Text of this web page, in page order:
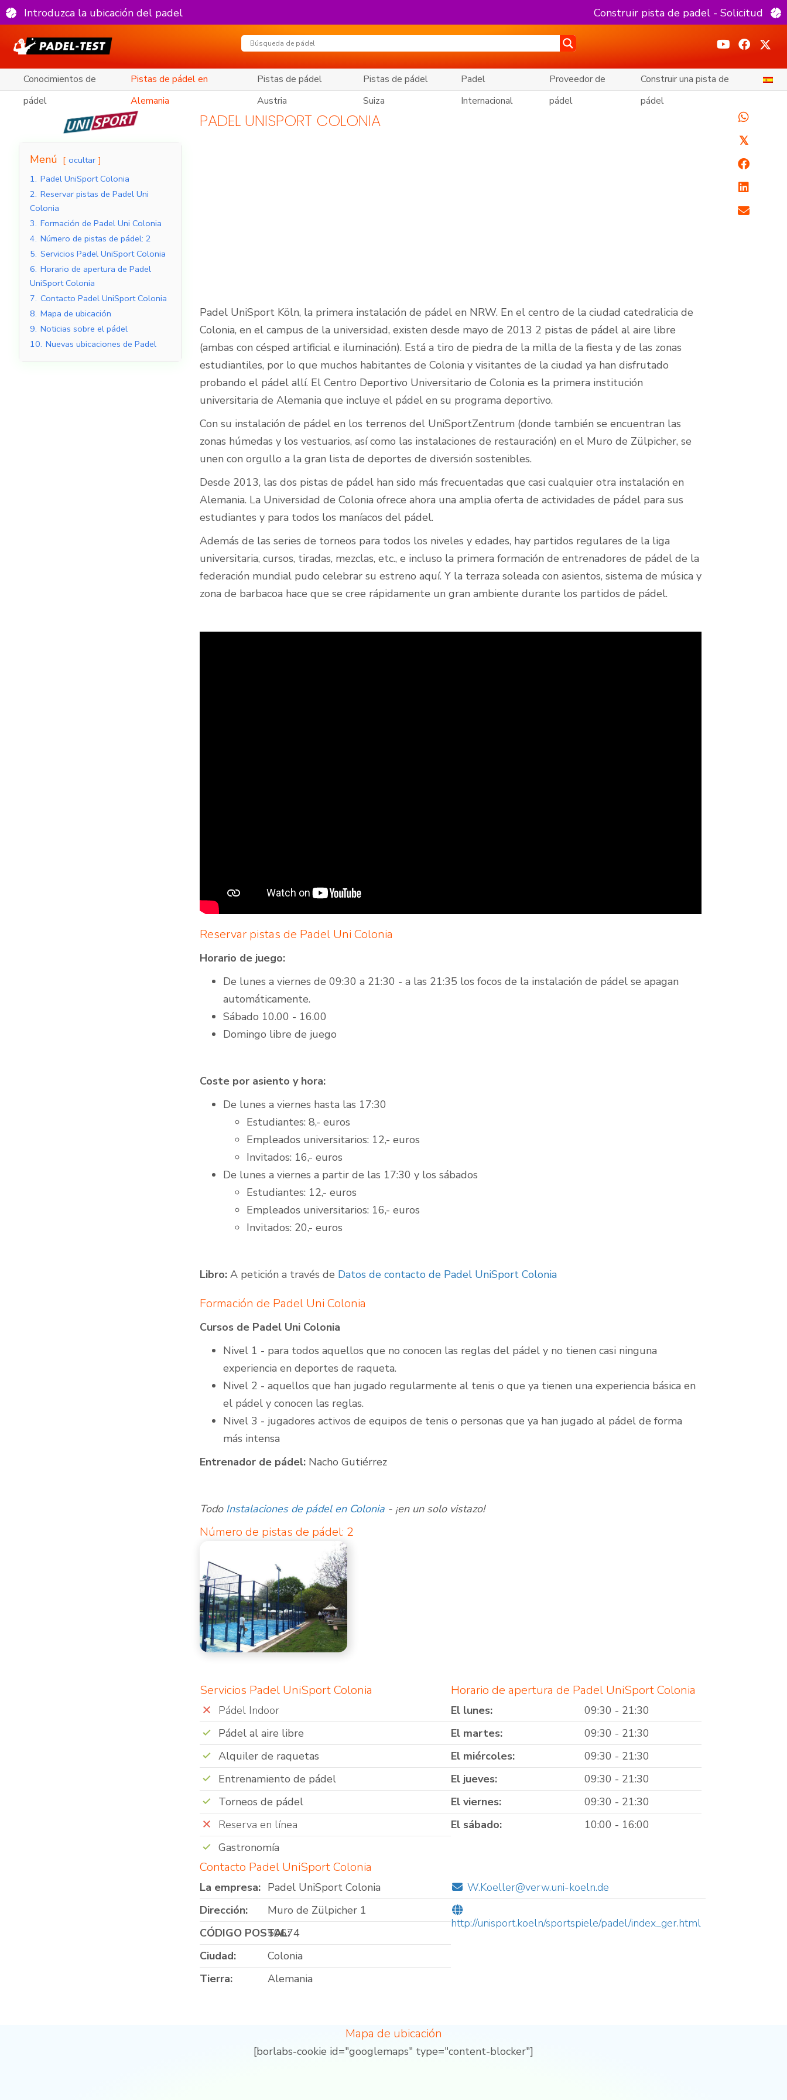
Introduzca la ubicación del padel Construir pista de padel - Solicitud
Conocimientos de
pádel
Pistas de pádel en
Alemania
Pistas de pádel
Austria
Pistas de pádel
Suiza
Padel
Internacional
Proveedor de
pádel
Construir una pista de
pádel
Menú
ocultar
1. Padel UniSport Colonia
2. Reservar pistas de Padel Uni
Colonia
3. Formación de Padel Uni Colonia
4. Número de pistas de pádel: 2
5. Servicios Padel UniSport Colonia
6. Horario de apertura de Padel
UniSport Colonia
7. Contacto Padel UniSport Colonia
8. Mapa de ubicación
9. Noticias sobre el pádel
10. Nuevas ubicaciones de Padel
PADEL UNISPORT COLONIA
Padel UniSport Köln, la primera instalación de pádel en NRW. En el centro de la ciudad catedralicia de
Colonia, en el campus de la universidad, existen desde mayo de 2013 2 pistas de pádel al aire libre
(ambas con césped artificial e iluminación). Está a tiro de piedra de la milla de la fiesta y de las zonas
estudiantiles, por lo que muchos habitantes de Colonia y visitantes de la ciudad ya han disfrutado
probando el pádel allí. El Centro Deportivo Universitario de Colonia es la primera institución
universitaria de Alemania que incluye el pádel en su programa deportivo.
Con su instalación de pádel en los terrenos del UniSportZentrum (donde también se encuentran las
zonas húmedas y los vestuarios, así como las instalaciones de restauración) en el Muro de Zülpicher, se
unen con orgullo a la gran lista de deportes de diversión sostenibles.
Desde 2013, las dos pistas de pádel han sido más frecuentadas que casi cualquier otra instalación en
Alemania. La Universidad de Colonia ofrece ahora una amplia oferta de actividades de pádel para sus
estudiantes y para todos los maníacos del pádel.
Además de las series de torneos para todos los niveles y edades, hay partidos regulares de la liga
universitaria, cursos, tiradas, mezclas, etc., e incluso la primera formación de entrenadores de pádel de la
federación mundial pudo celebrar su estreno aquí. Y la terraza soleada con asientos, sistema de música y
zona de barbacoa hace que se cree rápidamente un gran ambiente durante los partidos de pádel.
Reservar pistas de Padel Uni Colonia
Horario de juego:
De lunes a viernes de 09:30 a 21:30 - a las 21:35 los focos de la instalación de pádel se apagan
automáticamente.
Sábado 10.00 - 16.00
Domingo libre de juego
Coste por asiento y hora:
De lunes a viernes hasta las 17:30
Estudiantes: 8,- euros
Empleados universitarios: 12,- euros
Invitados: 16,- euros
De lunes a viernes a partir de las 17:30 y los sábados
Estudiantes: 12,- euros
Empleados universitarios: 16,- euros
Invitados: 20,- euros
Libro: A petición a través de Datos de contacto de Padel UniSport Colonia
Formación de Padel Uni Colonia
Cursos de Padel Uni Colonia
Nivel 1 - para todos aquellos que no conocen las reglas del pádel y no tienen casi ninguna
experiencia en deportes de raqueta.
Nivel 2 - aquellos que han jugado regularmente al tenis o que ya tienen una experiencia básica en
el pádel y conocen las reglas.
Nivel 3 - jugadores activos de equipos de tenis o personas que ya han jugado al pádel de forma
más intensa
Entrenador de pádel: Nacho Gutiérrez
Todo Instalaciones de pádel en Colonia - ¡en un solo vistazo!
Número de pistas de pádel: 2
Servicios Padel UniSport Colonia
Pádel Indoor
Pádel al aire libre
Alquiler de raquetas
Entrenamiento de pádel
Torneos de pádel
Reserva en línea
Gastronomía
Horario de apertura de Padel UniSport Colonia
El lunes:
09:30 - 21:30
El martes:
09:30 - 21:30
El miércoles:
09:30 - 21:30
El jueves:
09:30 - 21:30
El viernes:
09:30 - 21:30
El sábado:
10:00 - 16:00
Contacto Padel UniSport Colonia
La empresa: Padel UniSport Colonia
Dirección:
Muro de Zülpicher 1
CÓDIGO POSTAL:
50674
Ciudad:
Colonia
Tierra:
Alemania
W.Koeller@verw.uni-koeln.de
http://unisport.koeln/sportspiele/padel/index_ger.html
𝕏
Mapa de ubicación
[borlabs-cookie id="googlemaps" type="content-blocker"]
cubiertas
Pistas de pádel al aire
libre